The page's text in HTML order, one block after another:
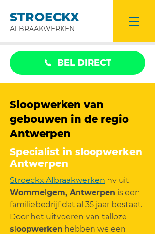
STROECKX
AFBRAAKWERKEN
BEL DIRECT
Sloopwerken van
gebouwen in de regio
Antwerpen
Specialist in sloopwerken
Antwerpen
Stroeckx Afbraakwerken nv uit
Wommelgem, Antwerpen is een
familiebedrijf dat al 35 jaar bestaat.
Door het uitvoeren van talloze
sloopwerken hebben we een